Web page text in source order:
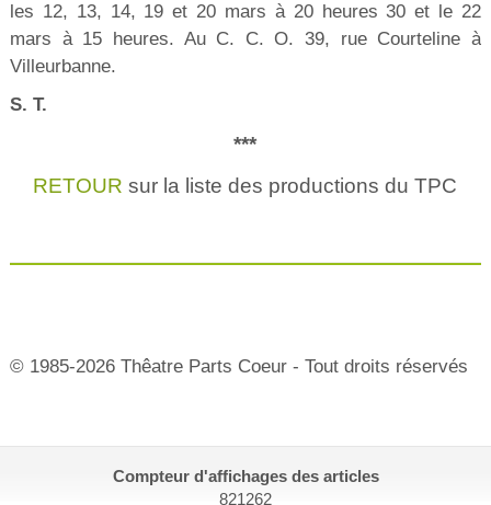
les 12, 13, 14, 19 et 20 mars à 20 heures 30 et le 22
mars à 15 heures. Au C. C. O. 39, rue Courteline à
Villeurbanne.
S. T.
***
RETOUR sur la liste des productions du TPC
© 1985-2026 Thêatre Parts Coeur - Tout droits réservés
Compteur d'affichages des articles
821262